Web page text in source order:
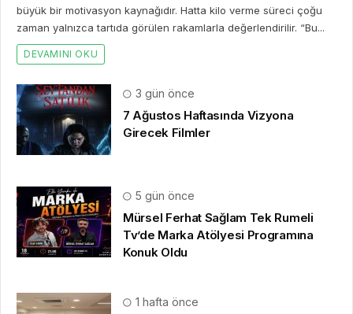
büyük bir motivasyon kaynağıdır. Hatta kilo verme süreci çoğu
zaman yalnızca tartıda görülen rakamlarla değerlendirilir. “Bu...
DEVAMINI OKU
3 gün önce
7 Ağustos Haftasında Vizyona
Girecek Filmler
5 gün önce
Mürsel Ferhat Sağlam Tek Rumeli
Tv’de Marka Atölyesi Programına
Konuk Oldu
1 hafta önce